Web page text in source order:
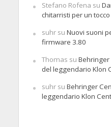
Stefano Rofena su
chitarristi per un
suhrsu Nuovi suoni
firmware 3.80
Thomas su Behringer
del leggendario Klon
suhrsu Behringer
leggendario Klon